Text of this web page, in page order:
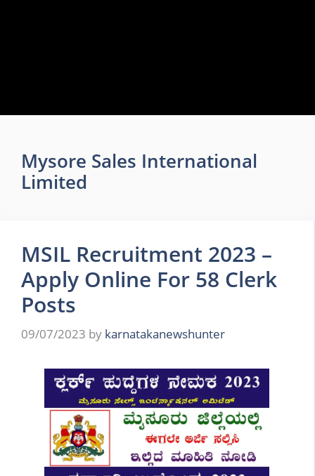
Mysore Sales International
Limited
MSIL Recruitment 2023 –
Apply Online For 58 Clerk
Posts
09/07/2023 by karnatakanewshunter